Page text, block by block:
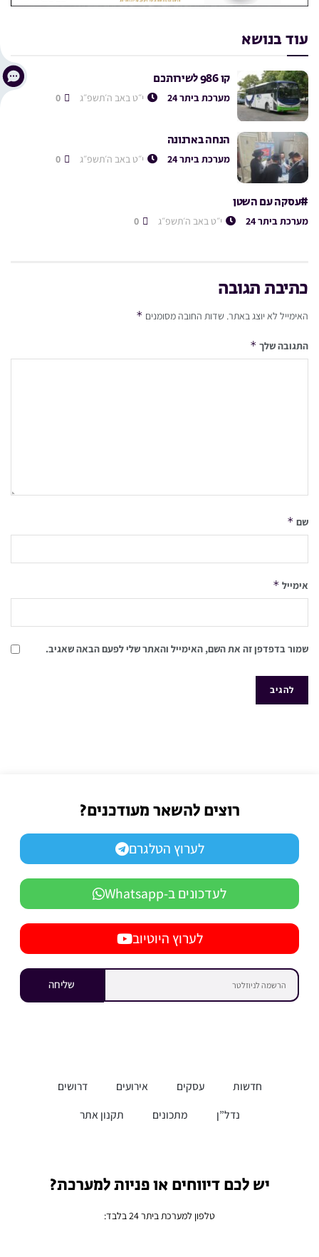
עוד בנושא
קו 986 לשירותכם
מערכת ביתר 24 י״ט באב ה׳תשפ״ג
הנחה בארנונה
מערכת ביתר 24 י״ט באב ה׳תשפ״ג
#עסקה עם השטן
מערכת ביתר 24 י״ט באב ה׳תשפ״ג
כתיבת תגובה
האימייל לא יוצג באתר. שדות החובה מסומנים *
התגובה שלך *
שם *
אימייל *
שמור בדפדפן זה את השם, האימייל והאתר שלי לפעם הבאה שאגיב.
רוצים להשאר מעודכנים?
לערוץ הטלגרם
לעדכונים ב-Whatsapp
לערוץ היוטיוב
שליחה
חדשות עסקים אירועים
דרושים
נדל”ן
מתכונים תקנון אתר
יש לכם דיווחים או פניות למערכת?
טלפון למערכת ביתר 24 בלבד: